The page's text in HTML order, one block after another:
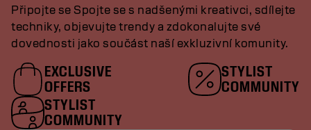
Připojte se Spojte se s nadšenými kreativci, sdílejte
techniky, objevujte trendy a zdokonalujte své
dovednosti jako součást naší exkluzivní komunity.
EXCLUSIVE
OFFERS
STYLIST
COMMUNITY
STYLIST
COMMUNITY